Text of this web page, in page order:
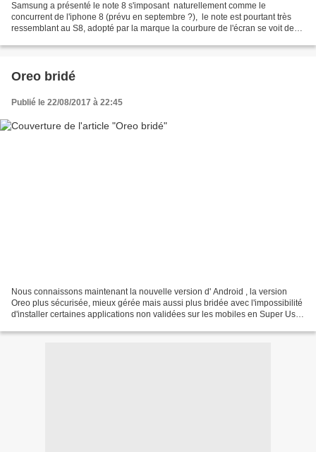
Samsung a présenté le note 8 s'imposant naturellement comme le
concurrent de l'iphone 8 (prévu en septembre ?), le note est pourtant très
ressemblant au S8, adopté par la marque la courbure de l'écran se voit de
Oreo bridé
Publié le 22/08/2017 à 22:45
Nous connaissons maintenant la nouvelle version d' Android , la version
Oreo plus sécurisée, mieux gérée mais aussi plus bridée avec l'impossibilité
d'installer certaines applications non validées sur les mobiles en Super User,